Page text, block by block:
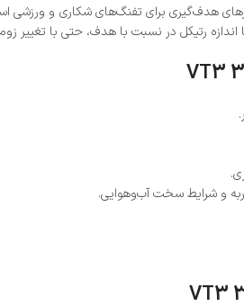
رتیکل در نسبت با هدف، حتی با تغییر
ضربه و شرایط سخت آب‌وهوایی.